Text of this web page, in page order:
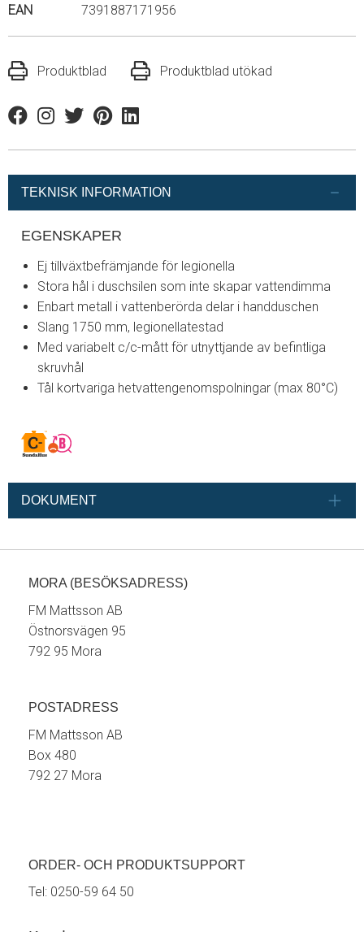
EAN
7391887171956
Produktblad Produktblad utökad
FacebookInstagram
TwitterPinterestLinkedin
TEKNISK INFORMATION
EGENSKAPER
Ej tillväxtbefrämjande för legionella
Stora hål i duschsilen som inte skapar vattendimma
Enbart metall i vattenberörda delar i handduschen
Slang 1750 mm, legionellatestad
Med variabelt c/c-mått för utnyttjande av befintliga
skruvhål
Tål kortvariga hetvattengenomspolningar (max 80°C)
DOKUMENT
MORA (BESÖKSADRESS)
FM Mattsson AB
Östnorsvägen 95
792 95 Mora
POSTADRESS
FM Mattsson AB
Box 480
792 27 Mora
ORDER- OCH PRODUKTSUPPORT
Tel: 0250-59 64 50